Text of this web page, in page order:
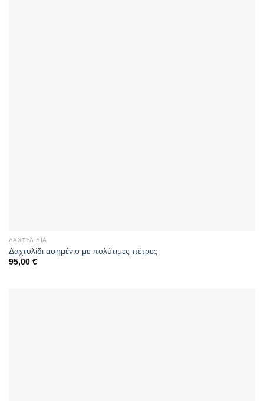
ΔΑΧΤΥΛΊΔΙΑ
Δαχτυλίδι ασημένιο με πολύτιμες πέτρες
95,00 €